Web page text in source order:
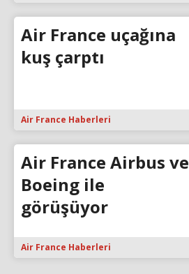
Air France uçağına
kuş çarptı
Air France Haberleri
Air France Airbus ve
Boeing ile
görüşüyor
Air France Haberleri